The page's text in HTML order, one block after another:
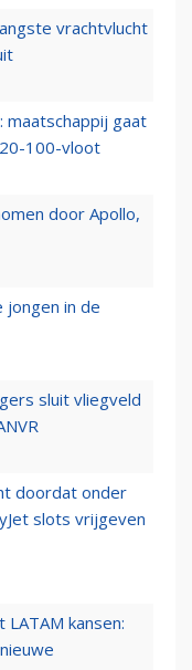
vrachtvlucht
maatschappij gaat
100-vloot
door Apollo,
jongen in de
sluit vliegveld
doordat onder
slots vrijgeven
kansen: